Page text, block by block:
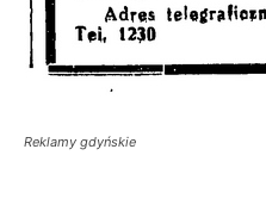
Reklamy gdyńskie